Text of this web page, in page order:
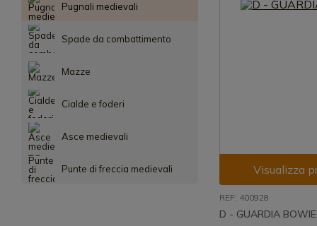
Pugnali medievali
Spade da combattimento
Mazze
Cialde e foderi
Asce medievali
Punte di freccia medievali Visualizza
REF: 400928
D - GUARDIA BOWIE